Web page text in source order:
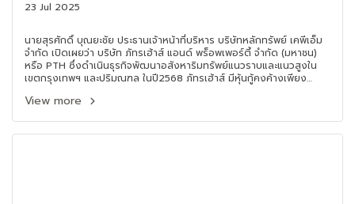
23 Jul 2025
นายสุรศักดิ์ บุณยะชัย ประธานเจ้าหน้าที่บริหาร บริษัทหลักทรัพย์ เคพีเอ็ม
จำกัด เปิดเผยว่า บริษัท ภัทรเฮ้าส์ แอนด์ พร็อพเพอร์ตี้ จำกัด (มหาชน)
หรือ PTH ซึ่งดำเนินธุรกิจพัฒนาอสังหาริมทรัพย์แนวราบและแนวสูงใน
เขตกรุงเทพฯ และปริมณฑล ในปี2568 ภัทรเฮ้าส์ มีหุ้นกู้คงค้างเพียง
บาท โดยบริษัทฯ มีแผนจะไถ่ถอนหุ้นกู้ชุดดังกล่าวบางส่วนหรือทั้งหมด
View more